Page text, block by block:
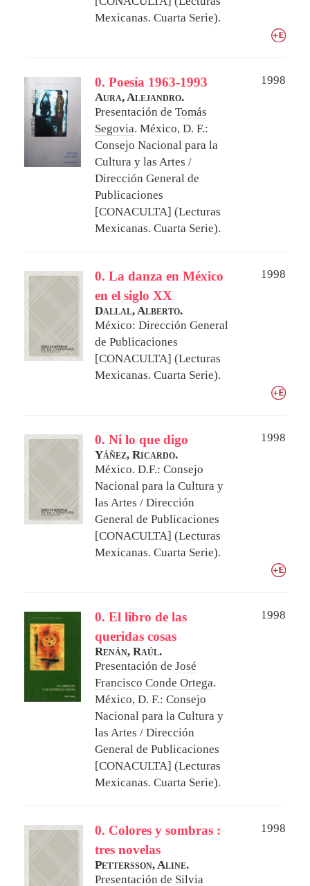
Mexicanas. Cuarta Serie).
0. Poesía 1963-1993
1998
Aura, Alejandro.
Presentación de Tomás
Segovia. México, D. F.:
Consejo Nacional para la
Cultura y las Artes /
Dirección General de
Publicaciones
[CONACULTA] (Lecturas
Mexicanas. Cuarta Serie).
0. La danza en México
en el siglo XX
1998
Dallal, Alberto.
México: Dirección General
de Publicaciones
[CONACULTA] (Lecturas
Mexicanas. Cuarta Serie).
0. Ni lo que digo
1998
Yáñez, Ricardo.
México. D.F.: Consejo
Nacional para la Cultura y
las Artes / Dirección
General de Publicaciones
[CONACULTA] (Lecturas
Mexicanas. Cuarta Serie).
0. El libro de las
queridas cosas
1998
Renán, Raúl.
Presentación de José
Francisco Conde Ortega.
México, D. F.: Consejo
Nacional para la Cultura y
las Artes / Dirección
General de Publicaciones
[CONACULTA] (Lecturas
Mexicanas. Cuarta Serie).
0. Colores y sombras :
tres novelas
1998
Pettersson, Aline.
Presentación de Silvia